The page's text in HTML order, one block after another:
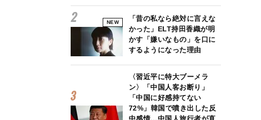
NEW
「昔の私なら絶対に言えな
かった」ELT持田香織が明
かす「嫌いなもの」を口に
するようになった理由
〈習近平に特大ブーメラ
ン〉「中国人客お断り」
「中国に好感持てない
72%」韓国で噴き出した反
中感情…中国人旅行者が直